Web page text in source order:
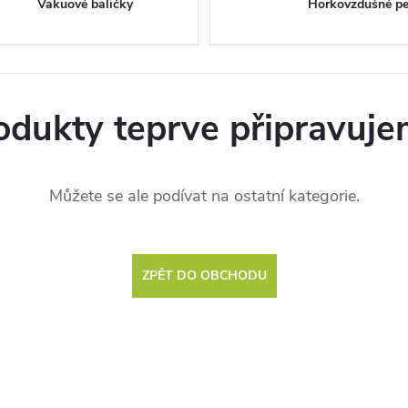
Vakuové baličky Horkovzdušné
teprve
Můžete se ale podívat na ostatní kategorie.
ZPĚT DO OBCHODU